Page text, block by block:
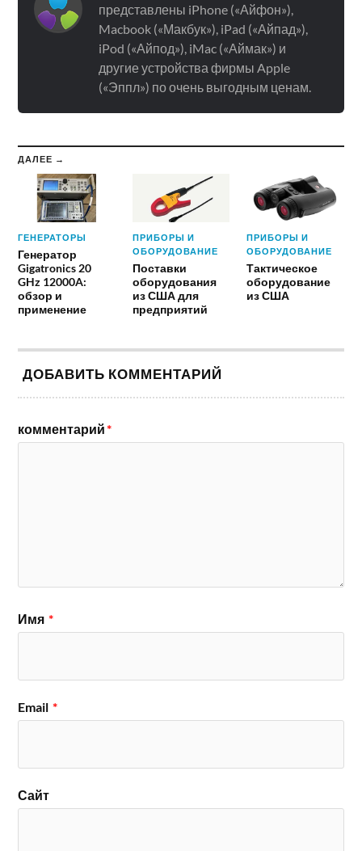
представлены iPhone («Айфон»),
Macbook («Макбук»), iPad («Айпад»),
iPod («Айпод»), iMac («Аймак») и
другие устройства фирмы Apple
(«Эппл») по очень выгодным ценам.
ДАЛЕЕ →
ГЕНЕРАТОРЫ
Генератор
Gigatronics 20
GHz 12000A:
обзор и
применение
ПРИБОРЫ И
ОБОРУДОВАНИЕ
Поставки
оборудования
из США для
предприятий
ПРИБОРЫ И
ОБОРУДОВАНИЕ
Тактическое
оборудование
из США
ДОБАВИТЬ КОММЕНТАРИЙ
комментарий*
Имя *
Email *
Сайт